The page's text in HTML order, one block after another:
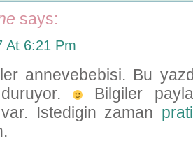
says:
At 6:21 Pm
annevebebisi. Bu
Bilgiler
Istedigin zaman